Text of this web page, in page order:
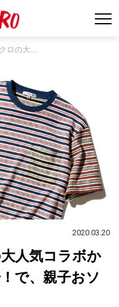
ロの大…
2020.03.20
人気コラボか
で、親子おソ